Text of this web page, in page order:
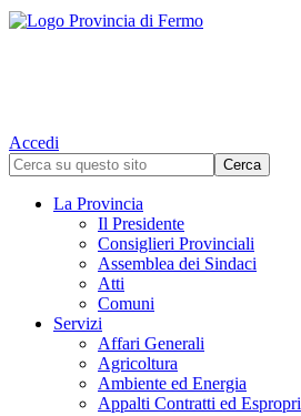
Accedi
La Provincia
Il Presidente
Consiglieri Provinciali
Assemblea dei Sindaci
Atti
Comuni
Servizi
Affari Generali
Agricoltura
Ambiente ed Energia
Appalti Contratti ed Espropri